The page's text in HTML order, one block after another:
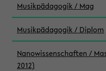
Musikpädagogik / Mag
Musikpädagogik / Diplom
Nanowissenschaften /
2012)